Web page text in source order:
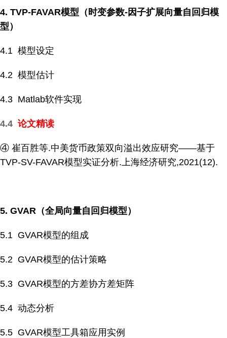
4. TVP-FAVAR模型（时变参数-因子扩展向量自回归模
型）
4.1 模型设定
4.2 模型估计
4.3 Matlab软件实现
4.4 论文精读
④ 崔百胜等.中美货币政策双向溢出效应研究——基于
TVP-SV-FAVAR模型实证分析.上海经济研究,2021(12).
5. GVAR （全局向量自回归模型）
5.1 GVAR模型的组成
5.2 GVAR模型的估计策略
5.3 GVAR模型的方差协方差矩阵
5.4 动态分析
5.5 GVAR模型工具箱应用实例